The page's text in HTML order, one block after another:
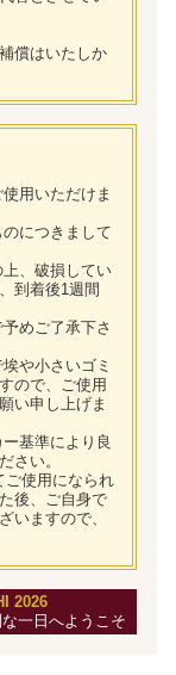
償はいたしか
用いただけま
につきまして
、破損してい
到着後1週間
めご了承下さ
や小さいゴミ
ので、ご使用
い申し上げま
基準により良
さい。
使用になられ
後、ご自身で
いますので、
2026
一日へようこそ